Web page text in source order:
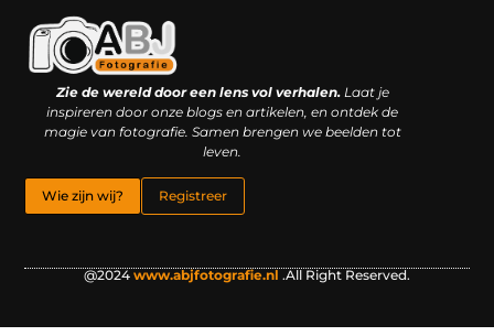
Zie de wereld door een lens vol verhalen.Laat je
inspireren door onze blogs en artikelen, en ontdek de
magie van fotografie. Samen brengen we beelden tot
leven.
Wie zijn wij? Registreer
@2024 www.abjfotografie.nl .All Right Reserved.